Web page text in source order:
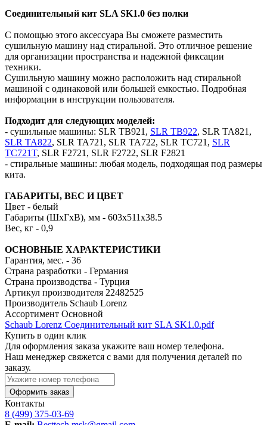
Соединительный кит SLA SK1.0 без полки
С помощью этого аксессуара Вы сможете разместить
сушильную машину над стиральной. Это отличное решение
для организации пространства и надежной фиксации
техники.
Сушильную машину можно расположить над стиральной
машиной с одинаковой или большей емкостью. Подробная
информации в инструкции пользователя.
Подходит для следующих моделей:
- сушильные машины: SLR TB921, SLR TB922, SLR TA821,
SLR TA822, SLR TA721, SLR TA722, SLR TC721 , SLR
TC721T, SLR F2721, SLR F2722, SLR F2821
- стиральные машины: любая модель, подходящая под размеры
кита.
ГАБАРИТЫ, ВЕС И ЦВЕТ
Цвет - белый
Габариты (ШхГхВ), мм - 603х511х38.5
Вес, кг - 0,9
ОСНОВНЫЕ ХАРАКТЕРИСТИКИ
Гарантия, мес. - 36
Страна разработки - Германия
Страна производства - Турция
Артикул производителя 22482525
Производитель Schaub Lorenz
Ассортимент Основной
Schaub Lorenz Соединительный кит SLA SK1.0.pdf
Купить в один клик
Для оформления заказа укажите ваш номер телефона.
Наш менеджер свяжется с вами для получения деталей по
заказу.
Оформить заказ
Контакты
8 (499) 375-03-69